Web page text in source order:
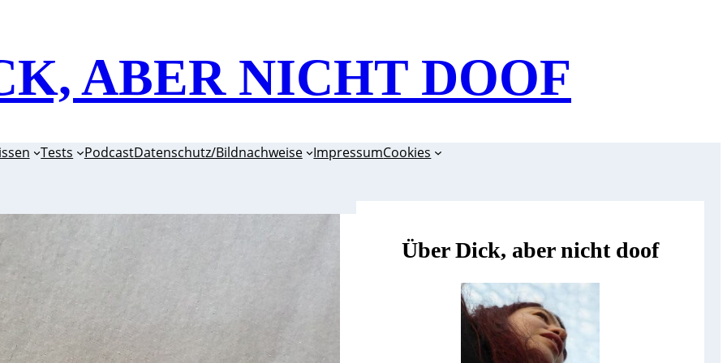
ABER NICHT DOOF
Tests PodcastDatenschutz/Bildnachweise ImpressumCookies
Über Dick, aber nicht doof